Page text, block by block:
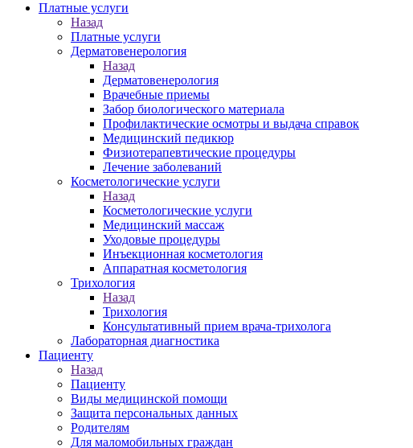
Платные услуги
Назад
Платные услуги
Дерматовенерология
Назад
Дерматовенерология
Врачебные приемы
Забор биологического материала
Профилактические осмотры и выдача справок
Медицинский педикюр
Физиотерапевтические процедуры
Лечение заболеваний
Косметологические услуги
Назад
Косметологические услуги
Медицинский массаж
Уходовые процедуры
Инъекционная косметология
Аппаратная косметология
Трихология
Назад
Трихология
Консультативный прием врача-трихолога
Лабораторная диагностика
Пациенту
Назад
Пациенту
Виды медицинской помощи
Защита персональных данных
Родителям
Для маломобильных граждан